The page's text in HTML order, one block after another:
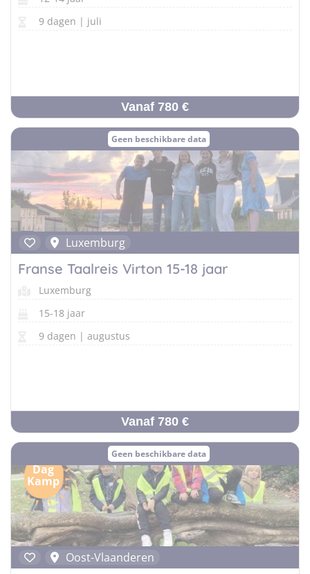
9 dagen | juli
Vanaf 780 €
Geen beschikbare data
Luxemburg
Franse Taalreis Virton 15-18 jaar
Luxemburg
15-18 jaar
9 dagen | augustus
Vanaf 780 €
Geen beschikbare data
Dag
Kamp
Oost-Vlaanderen